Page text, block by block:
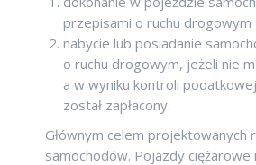
przepisami o ruchu
nabycie lub posiadanie
o ruchu drogowym, jeżeli nie
a w wyniku kontroli
został zapłacony.
Głównym celem projektowanych
samochodów. Pojazdy